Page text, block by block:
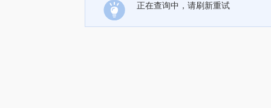
正在查询中，请刷新重试